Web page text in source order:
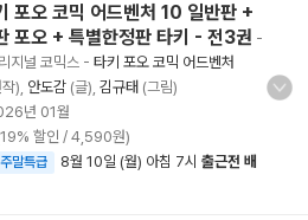
포오 코믹 어드벤처 10 일반판 +
포오 + 특별한정판 타키 - 전3권 -
지널 코믹스 - 타키 포오 코믹 어드벤처
), 안도감 (글), 김규태 (그림)
년 01월
할인 / 4,590원)
주말특급 8월 10일 (월) 아침 7시 출근전 배